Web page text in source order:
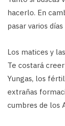
hacerlo. En
pasar varios
Los matices y
Te costará
Yungas, los
extrañas
cumbres de los